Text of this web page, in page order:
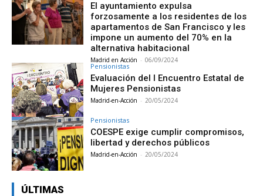
El ayuntamiento expulsa
forzosamente a los residentes de los
apartamentos de San Francisco y les
impone un aumento del 70% en la
alternativa habitacional
Madrid en Acción - 06/09/2024
Pensionistas
Evaluación del I Encuentro Estatal de
Mujeres Pensionistas
Madrid-en-Acción - 20/05/2024
Pensionistas
COESPE exige cumplir compromisos,
libertad y derechos públicos
Madrid-en-Acción - 20/05/2024
ÚLTIMAS